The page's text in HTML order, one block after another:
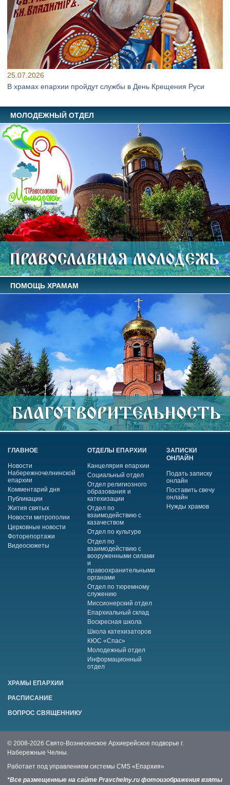
25.07.2026
В храмах епархии пройдут службы в День Крещения Руси
МОЛОДЕЖНЫЙ ОТДЕЛ
ПОМОЩЬ ХРАМАМ
ГЛАВНОЕ
Новости
Набережночелнинской
епархии
Комментарий дня
Публикации
Жития святых
Новости митрополии
Церковные новости
Фоторепортажи
Видеосюжеты
ОТДЕЛЫ ЕПАРХИИ
Канцелярия епархии
Социальный отдел
Отдел религиозного
образования и
катехизации
Отдел по
взаимодействию с
казачеством
Отдел по культуре
Отдел по
взаимодействию с
вооруженными силами
и
правоохранительными
органами
Отдел по тюремному
служению
Миссионерский отдел
Епархиальный склад
Воскресная школа
Школа катехизаторов
КЮС «Спас»
Молодежный отдел
Информационный
отдел
ЗАПИСКИ
ОНЛАЙН
Подать записку
онлайн
Поставить свечу
онлайн
Нужды храмов
ХРАМЫ ЕПАРХИИ
РАСПИСАНИЕ
ВОПРОС СВЯЩЕННИКУ
© 2008-2026 Свято-Вознесенское Архиерейское подворье г.
Набережные Челны.
Работает под управлением системы CMS «Епархия»
*Все размещенные на сайте Pravchelny.ru фотоизображения взяты